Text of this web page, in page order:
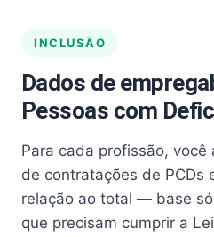
INCLUSÃO
Dados de
Pessoas com
Para cada profissão,
de contratações de PCDs
relação ao total — base
que precisam cumprir a